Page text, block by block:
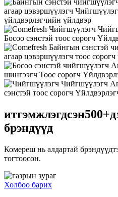
итгэмжлэгдсэн500+
брэндүүд
Комереш нь алдартай
тогтоосон.
Холбоо барих